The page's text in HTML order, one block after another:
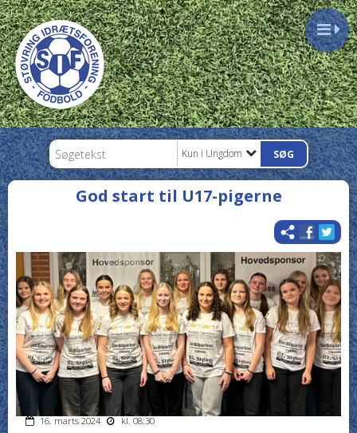
Kun i Ungdom
God start til U17-pigerne
16. marts 2024 kl. 08:30